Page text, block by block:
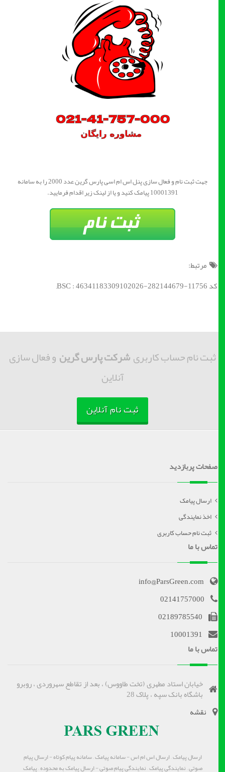
جهت ثبت نام و فعال سازی پنل اس ام اسی پارس گرین عدد 2000 را به سامانه
10001391 پیامک کنید و یا از لینک زیر اقدام فرمایید.
مرتبط:
کد BSC : 46341183309102026-282144679-11756;
ثبت نام حساب کاربریشرکت پارس گرینو فعال سازی
آنلاین
ثبت نام آنلاین
صفحات پربازدید
ارسال پیامک
اخذ نمایندگی
ثبت نام حساب کاربری
تماس با ما
info@ParsGreen.com
02141757000
02189785540
10001391
تماس با ما
خیابان استاد مطهری (تخت طاووس) ، بعد از تقاطع سهروردی ، روبرو
باشگاه بانک سپه ، پلاک 28
نقشه
ارسال پیامک – ارسال اس ام اس - سامانه پیامک – سامانه پیام کوتاه - ارسال پیام
صوتی – نمایندگی پیامک – نمایندگی پیام صوتی - ارسال پیامک به محدوده – پیامک